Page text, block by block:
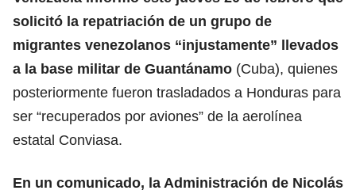
solicitó la repatriación de un grupo de
migrantes venezolanos “injustamente” llevados
a la base militar de Guantánamo (Cuba), quienes
posteriormente fueron trasladados a Honduras para
ser “recuperados por aviones” de la aerolínea
estatal Conviasa.
En un comunicado, la Administración de Nicolás